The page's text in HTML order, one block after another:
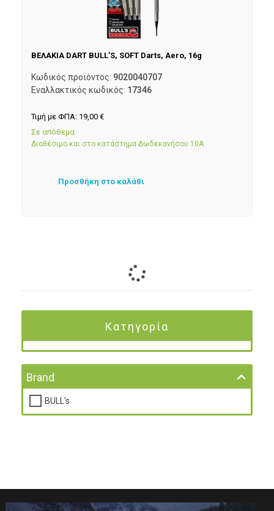
ΒΕΛΑΚΙΑ DART BULL’S, SOFT Darts, Aero, 16g
Κωδικός προϊόντος: 9020040707
Εναλλακτικός κωδικός: 17346
Τιμή με ΦΠΑ: 19,00 €
Σε απόθεμα
Διαθέσιμο και στο κατάστημα Δωδεκανήσου 10Α
Προσθήκη στο καλάθι
Κατηγορία
Brand
BULL's